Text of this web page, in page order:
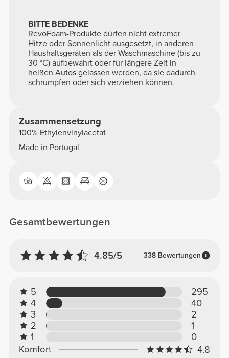
BITTE BEDENKE
RevoFoam-Produkte dürfen nicht extremer
Hitze oder Sonnenlicht ausgesetzt, in anderen
Haushaltsgeräten als der Waschmaschine (bis zu
30 °C) aufbewahrt oder für längere Zeit in
heißen Autos gelassen werden, da sie dadurch
schrumpfen oder sich verziehen können.
Zusammensetzung
100% Ethylenvinylacetat
Made in Portugal
Gesamtbewertungen
4.85/5 338 Bewertungen
5
295
4
40
3
2
2
1
1
0
Komfort
4.8